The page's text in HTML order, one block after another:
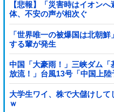
【悲報】「災害時はイオン
体、不安の声が相次ぐ
「世界唯一の被爆国は北朝
する輩が発生
中国「大豪雨！」三峡ダム「
放流！」台風13号「中国上
（画像」中国「台風同時上
→
大学生ワイ、株で大儲けして
ｗ